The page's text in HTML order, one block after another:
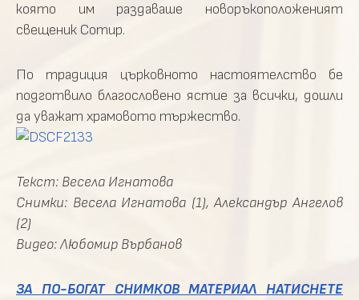
която им раздаваше новоръкоположеният
свещеник Сотир.
По традиция църковното настоятелство бе
подготвило благословено ястие за всички, дошли
да уважат храмовото тържество.
Текст: Весела Игнатова
Снимки: Весела Игнатова (1), Александър Ангелов
(2)
Видео: Любомир Върбанов
ЗА ПО-БОГАТ СНИМКОВ МАТЕРИАЛ НАТИСНЕТЕ